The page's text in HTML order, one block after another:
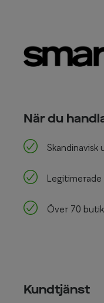
När du
Skandinavisk
Över 70
Kundtjänst